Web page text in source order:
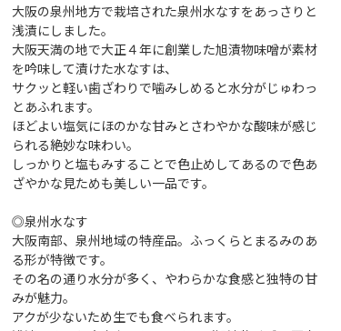
大阪の泉州地方で栽培された泉州水なすをあっさりと
浅漬にしました。
大阪天満の地で大正４年に創業した旭漬物味噌が素材
を吟味して漬けた水なすは、
サクッと軽い歯ざわりで噛みしめると水分がじゅわっ
とあふれます。
ほどよい塩気にほのかな甘みとさわやかな酸味が感じ
られる絶妙な味わい。
しっかりと塩もみすることで色止めしてあるので色あ
ざやかな見ためも美しい一品です。
◎泉州水なす
大阪南部、泉州地域の特産品。ふっくらとまるみのあ
る形が特徴です。
その名の通り水分が多く、やわらかな食感と独特の甘
みが魅力。
アクが少ないため生でも食べられます。